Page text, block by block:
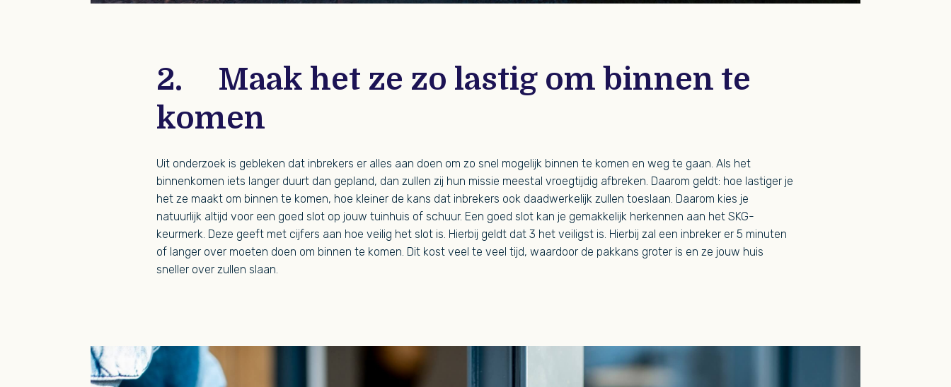
2. Maak het ze zo lastig om binnen te
komen
Uit onderzoek is gebleken dat inbrekers er alles aan doen om zo snel mogelijk binnen te komen en weg te gaan. Als het
binnenkomen iets langer duurt dan gepland, dan zullen zij hun missie meestal vroegtijdig afbreken. Daarom geldt: hoe lastiger je
het ze maakt om binnen te komen, hoe kleiner de kans dat inbrekers ook daadwerkelijk zullen toeslaan. Daarom kies je
natuurlijk altijd voor een goed slot op jouw tuinhuis of schuur. Een goed slot kan je gemakkelijk herkennen aan het SKG-
keurmerk. Deze geeft met cijfers aan hoe veilig het slot is. Hierbij geldt dat 3 het veiligst is. Hierbij zal een inbreker er 5 minuten
of langer over moeten doen om binnen te komen. Dit kost veel te veel tijd, waardoor de pakkans groter is en ze jouw huis
sneller over zullen slaan.